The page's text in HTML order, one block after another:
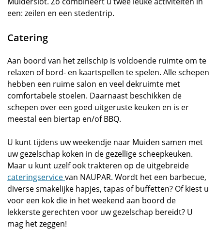
een: zeilen en een stedentrip.
Catering
Aan boord van het zeilschip is voldoende ruimte om te
relaxen of bord- en kaartspellen te spelen. Alle schepen
hebben een ruime salon en veel dekruimte met
comfortabele stoelen. Daarnaast beschikken de
schepen over een goed uitgeruste keuken en is er
meestal een biertap en/of BBQ.
U kunt tijdens uw weekendje naar Muiden samen met
uw gezelschap koken in de gezellige scheepkeuken.
Maar u kunt uzelf ook trakteren op de uitgebreide
cateringservicevan NAUPAR. Wordt het een barbecue,
diverse smakelijke hapjes, tapas of buffetten? Of kiest u
voor een kok die in het weekend aan boord de
lekkerste gerechten voor uw gezelschap bereidt? U
mag het zeggen!